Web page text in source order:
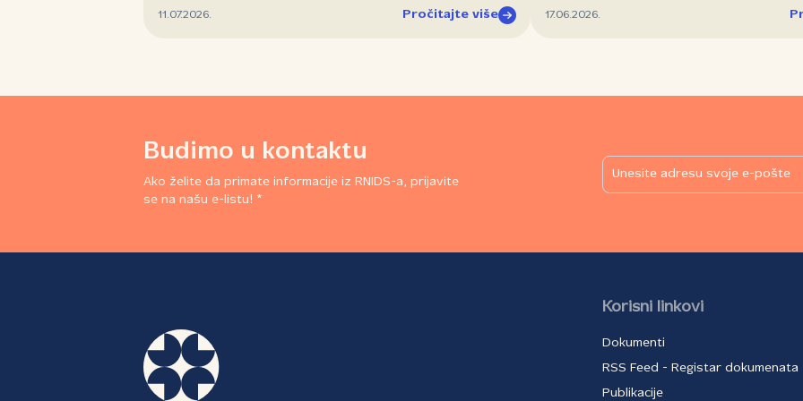
11.07.2026. Pročitajte više 17.06.2026.
Budimo u kontaktu
Ako želite da primate informacije iz RNIDS-a, prijavite
se na našu e-listu! *
Korisni linkovi
Dokumenti
RSS Feed - Registar dokumenata
Publikacije